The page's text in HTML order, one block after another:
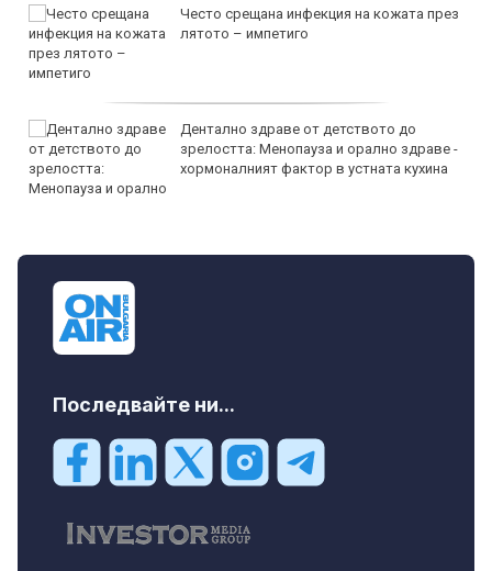
Често срещана инфекция на кожата през
лятото – импетиго
Дентално здраве от детството до
зрелостта: Менопауза и орално здраве -
хормоналният фактор в устната кухина
Последвайте ни...